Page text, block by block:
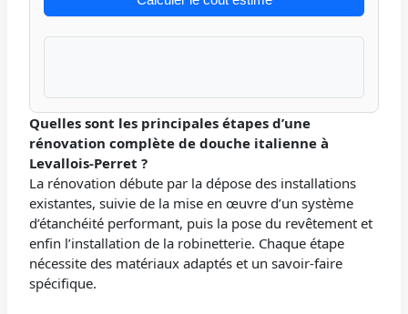
Quelles sont les principales étapes d’une
rénovation complète de douche italienne à
Levallois-Perret ?
La rénovation débute par la dépose des installations
existantes, suivie de la mise en œuvre d’un système
d’étanchéité performant, puis la pose du revêtement et
enfin l’installation de la robinetterie. Chaque étape
nécessite des matériaux adaptés et un savoir-faire
spécifique.